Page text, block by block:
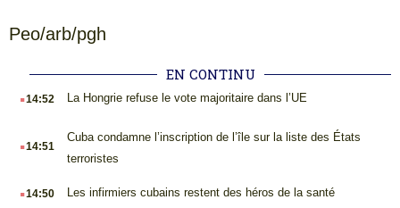
Peo/arb/pgh
EN CONTINU
.14:52 La Hongrie refuse le vote majoritaire dans l’UE
.14:51
Cuba condamne l’inscription de l’île sur la liste des États
terroristes
.14:50 Les infirmiers cubains restent des héros de la santé